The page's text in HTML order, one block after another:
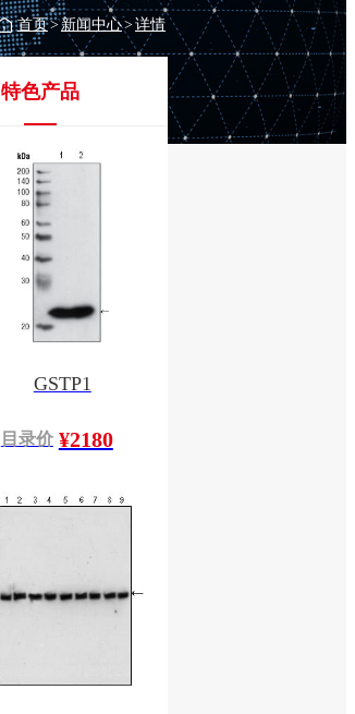
首页>新闻中心>详情
特色产品
GSTP1
目录价 ¥2180